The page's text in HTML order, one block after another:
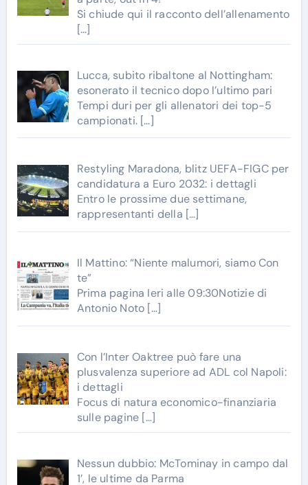
Si chiude qui il racconto dell’allenamento
[…]
Lucca, subito ribaltone al Nottingham:
esonerato il tecnico dopo l’ultimo pari
Tempi duri per gli allenatori dei top-5
campionati. […]
Restyling Maradona, blitz UEFA-FIGC per
candidatura a Euro 2032: i dettagli
Entro le prossime due settimane,
rappresentanti della […]
Il Mattino: “Niente malumori, siamo Con
te”
Prima pagina Ieri alle 09:30Notizie di
Antonio Noto […]
Con l’Inter Oaktree può fare una
plusvalenza superiore ad ADL col Napoli:
i dettagli
Focus di natura economico-finanziaria
sulle pagine […]
Nessun dubbio: McTominay in campo dal
1’, le ultime da Parma